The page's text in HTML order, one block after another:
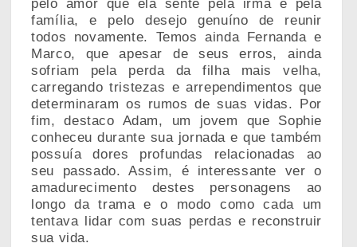
pelo amor que ela sente pela irmã e pela
família, e pelo desejo genuíno de reunir
todos novamente. Temos ainda Fernanda e
Marco, que apesar de seus erros, ainda
sofriam pela perda da filha mais velha,
carregando tristezas e arrependimentos que
determinaram os rumos de suas vidas. Por
fim, destaco Adam, um jovem que Sophie
conheceu durante sua jornada e que também
possuía dores profundas relacionadas ao
seu passado. Assim, é interessante ver o
amadurecimento destes personagens ao
longo da trama e o modo como cada um
tentava lidar com suas perdas e reconstruir
sua vida.